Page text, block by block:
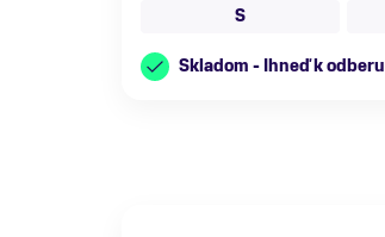
S
Skladom - Ihneď k odberu